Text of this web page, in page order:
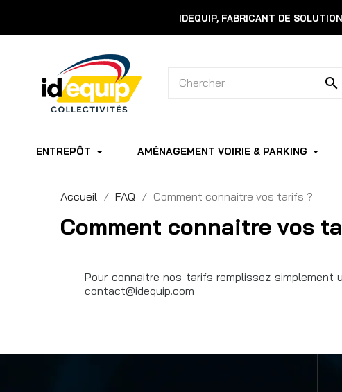
IDEQUIP, FABRICANT DE
search
ENTREPÔT AMÉNAGEMENT VOIRIE & PARKING
Accueil FAQ Comment connaitre vos tarifs ?
Comment connaitre vos
Pour connaitre nos tarifs remplissez
contact@idequip.com